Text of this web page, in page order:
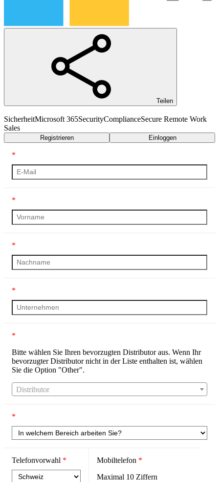
Teilen
SicherheitMicrosoft 365SecurityComplianceSecure Remote Work
Sales
Registrieren Einloggen
*
*
*
*
*
Bitte wählen Sie Ihren bevorzugten Distributor aus. Wenn Ihr
bevorzugter Distributor nicht in der Liste enthalten ist, wählen
Sie die Option "Other".
Distributor
*
Telefonvorwahl * Mobiltelefon *
Maximal 10Ziffern